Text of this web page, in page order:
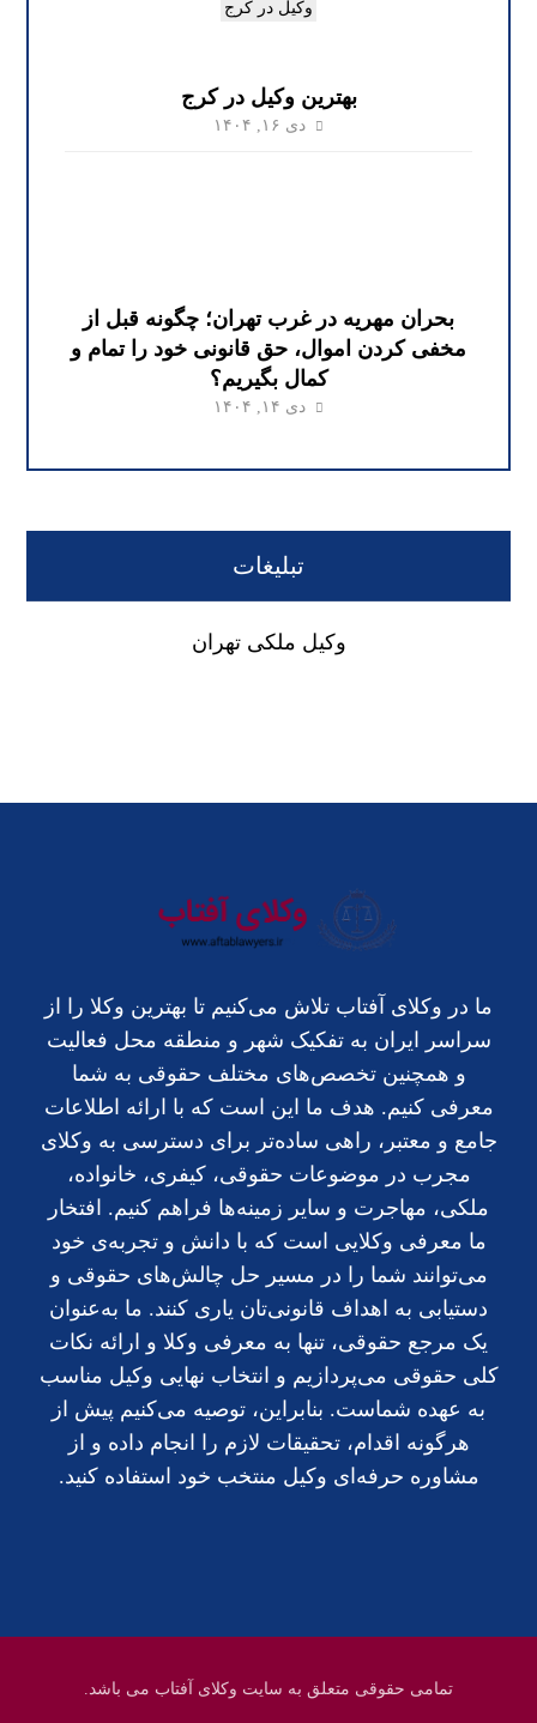
بهترین وکیل در کرج
دی ۱۶, ۱۴۰۴
بحران مهریه در غرب تهران؛ چگونه قبل از
مخفی کردن اموال، حق قانونی خود را تمام و
کمال بگیریم؟
دی ۱۴, ۱۴۰۴
تبلیغات
وکیل ملکی تهران
ما در وکلای آفتاب تلاش می‌کنیم تا بهترین وکلا را از
سراسر ایران به تفکیک شهر و منطقه محل فعالیت
و همچنین تخصص‌های مختلف حقوقی به شما
معرفی کنیم. هدف ما این است که با ارائه اطلاعات
جامع و معتبر، راهی ساده‌تر برای دسترسی به وکلای
مجرب در موضوعات حقوقی، کیفری، خانواده،
ملکی، مهاجرت و سایر زمینه‌ها فراهم کنیم. افتخار
ما معرفی وکلایی است که با دانش و تجربه‌ی خود
می‌توانند شما را در مسیر حل چالش‌های حقوقی و
دستیابی به اهداف قانونی‌تان یاری کنند. ما به‌عنوان
یک مرجع حقوقی، تنها به معرفی وکلا و ارائه نکات
کلی حقوقی می‌پردازیم و انتخاب نهایی وکیل مناسب
به عهده شماست. بنابراین، توصیه می‌کنیم پیش از
هرگونه اقدام، تحقیقات لازم را انجام داده و از
مشاوره حرفه‌ای وکیل منتخب خود استفاده کنید.
تمامی حقوقی متعلق به سایت وکلای آفتاب می باشد.